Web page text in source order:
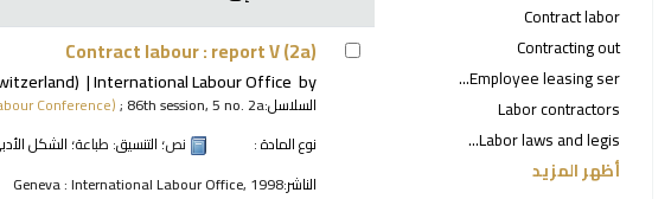
Contract labor
Contracting out
Employee leasing ser...
Labor contractors
Labor laws and legis...
أظهر المزيد
Contract labour : report V (2a)
by
International Labour Office
السلاسل: Conference); 86th session, 5 no. 2a
نوع المادة :
نص؛ التنسيق: طباعة؛ الشكل
الناشر:Geneva : International Labour Office, 1998